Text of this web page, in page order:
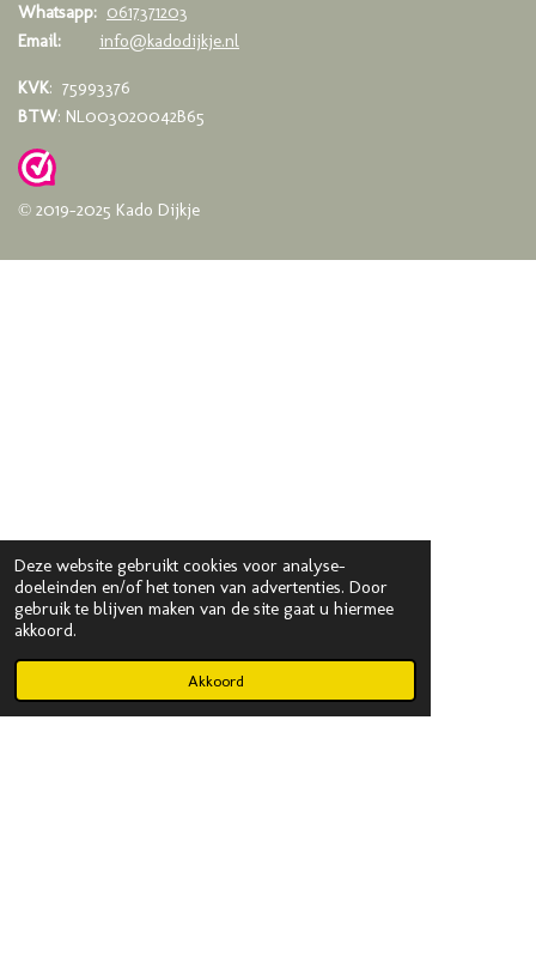
Deze website gebruikt cookies voor analyse-
doeleinden en/of het tonen van advertenties. Door
gebruik te blijven maken van de site gaat u hiermee
akkoord.
Akkoord
Whatsapp: 0617371203
Email:
info@kadodijkje.nl
KVK: 75993376
BTW: NL003020042B65
© 2019-2025 Kado Dijkje